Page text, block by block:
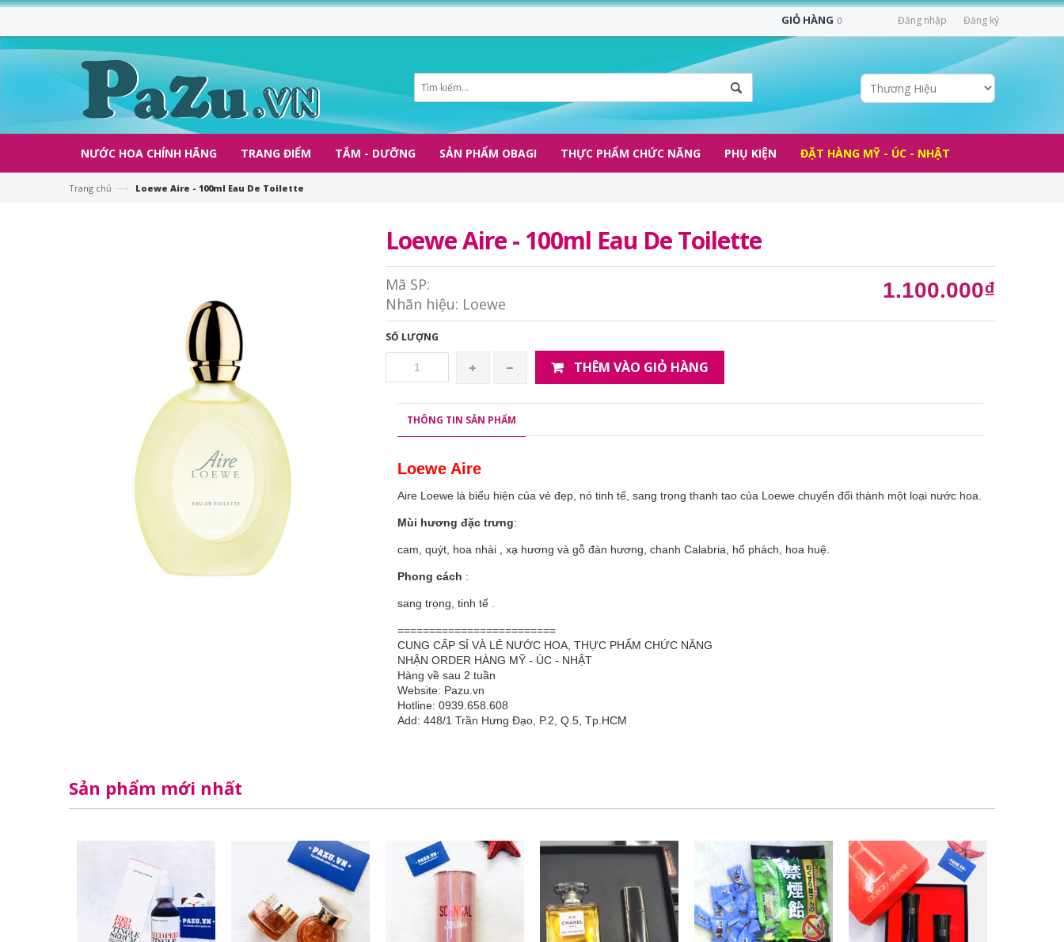
Đăng nhập Đăng ký
GIỎ HÀNG 0
NƯỚC HOA CHÍNH HÃNG TRANG ĐIỂM TẮM - DƯỠNG SẢN PHẨM OBAGI THỰC PHẨM CHỨC NĂNG PHỤ KIỆN ĐẶT HÀNG MỸ - ÚC - NHẬT
Trang chủ —› Loewe Aire - 100ml Eau De Toilette
Loewe Aire - 100ml Eau De Toilette
Mã SP:
Nhãn hiệu: Loewe
1.100.000₫
SỐ LƯỢNG
THÊM VÀO GIỎ HÀNG
THÔNG TIN SẢN PHẨM
Loewe Aire
Aire Loewe là biểu hiện của vẻ đẹp, nó tinh tế, sang trọng thanh tao của Loewe chuyển đổi thành một loại nước hoa.
Mùi hương đặc trưng:
cam, quýt, hoa nhài , xạ hương và gỗ đàn hương, chanh Calabria, hổ phách, hoa huệ.
Phong cách :
sang trọng, tinh tế .
=========================
CUNG CẤP SỈ VÀ LẺ NƯỚC HOA, THỰC PHẨM CHỨC NĂNG
NHẬN ORDER HÀNG MỸ - ÚC - NHẬT
Hàng về sau 2 tuần
Website: Pazu.vn
Hotline: 0939.658.608
Add: 448/1 Trần Hưng Đạo, P.2, Q.5, Tp.HCM
Sản phẩm mới nhất